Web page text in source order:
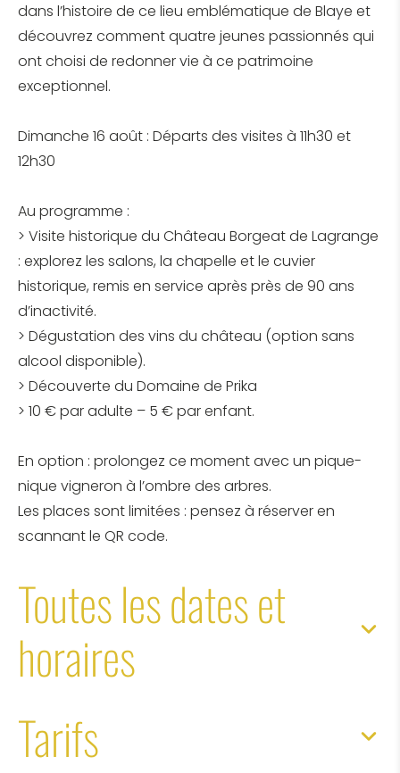
dans l’histoire de ce lieu emblématique de Blaye et
découvrez comment quatre jeunes passionnés qui
ont choisi de redonner vie à ce patrimoine
exceptionnel.
Dimanche 16 août : Départs des visites à 11h30 et
12h30
Au programme :
> Visite historique du Château Borgeat de Lagrange
: explorez les salons, la chapelle et le cuvier
historique, remis en service après près de 90 ans
d’inactivité.
> Dégustation des vins du château (option sans
alcool disponible).
> Découverte du Domaine de Prika
> 10 € par adulte – 5 € par enfant.
En option : prolongez ce moment avec un pique-
nique vigneron à l’ombre des arbres.
Les places sont limitées : pensez à réserver en
scannant le QR code.
Toutes les dates et
horaires
Tarifs